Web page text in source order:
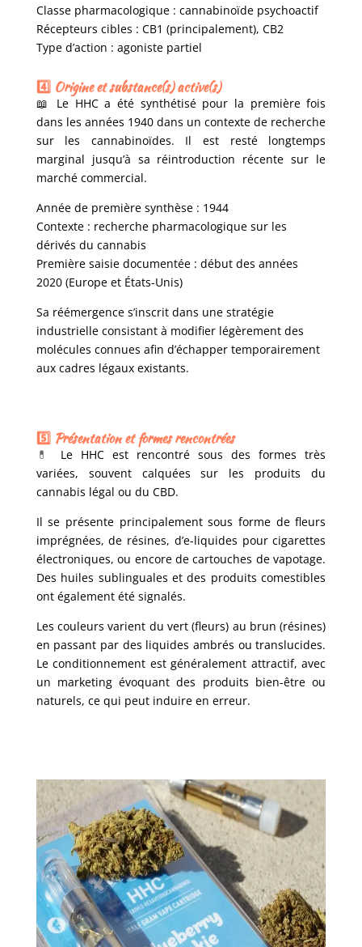
Classe pharmacologique : cannabinoïde psychoactif
Récepteurs cibles : CB1 (principalement), CB2
Type d’action : agoniste partiel
4️⃣ Origine et substance(s) active(s)
📖 Le HHC a été synthétisé pour la première fois
dans les années 1940 dans un contexte de recherche
sur les cannabinoïdes. Il est resté longtemps
marginal jusqu’à sa réintroduction récente sur le
marché commercial.
Année de première synthèse : 1944
Contexte : recherche pharmacologique sur les
dérivés du cannabis
Première saisie documentée : début des années
2020 (Europe et États-Unis)
Sa réémergence s’inscrit dans une stratégie
industrielle consistant à modifier légèrement des
molécules connues afin d’échapper temporairement
aux cadres légaux existants.
5️⃣ Présentation et formes rencontrées
💊 Le HHC est rencontré sous des formes très
variées, souvent calquées sur les produits du
cannabis légal ou du CBD.
Il se présente principalement sous forme de fleurs
imprégnées, de résines, d’e-liquides pour cigarettes
électroniques, ou encore de cartouches de vapotage.
Des huiles sublinguales et des produits comestibles
ont également été signalés.
Les couleurs varient du vert (fleurs) au brun (résines)
en passant par des liquides ambrés ou translucides.
Le conditionnement est généralement attractif, avec
un marketing évoquant des produits bien-être ou
naturels, ce qui peut induire en erreur.